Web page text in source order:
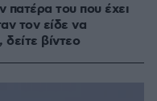
πατέρα του που έχει
τον είδε να
βίντεο